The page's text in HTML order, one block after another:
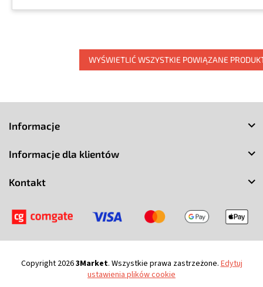
WYŚWIETLIĆ WSZYSTKIE POWIĄZANE
Informacje
Informacje dla klientów
Kontakt
Copyright 20263Market. Wszystkie prawa zastrzeżone. Edytuj
ustawienia plików cookie